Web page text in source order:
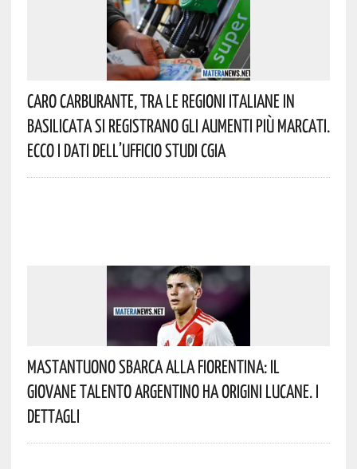
Caro Carburante, Tra Le Regioni Italiane In
Basilicata Si Registrano Gli Aumenti Più Marcati.
Ecco I Dati Dell’Ufficio Studi CGIA
Mastantuono Sbarca Alla Fiorentina: Il
Giovane Talento Argentino Ha Origini Lucane. I
Dettagli